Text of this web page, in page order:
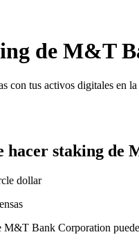
de M&T
con tus activos digitales en
hacer staking de
Bank Corporation